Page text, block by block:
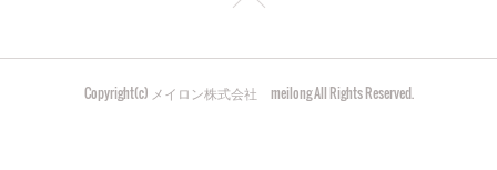
Copyright(c) メイロン株式会社 meilong All Rights Reserved.